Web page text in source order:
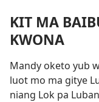
KIT MA
KWONA
Mandy oketo yub
luot mo ma gitye
niang Lok pa